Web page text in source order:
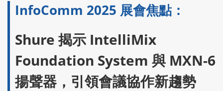
InfoComm 2025 展會焦點：
Shure 揭示 IntelliMix
Foundation System 與 MXN-6
揚聲器，引領會議協作新趨勢